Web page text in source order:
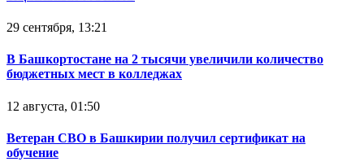
29 сентября, 13:21
В Башкортостане на 2 тысячи увеличили количество
бюджетных мест в колледжах
12 августа, 01:50
Ветеран СВО в Башкирии получил сертификат на
обучение